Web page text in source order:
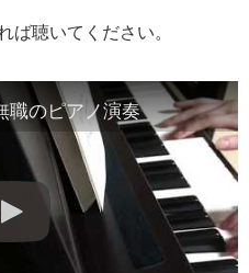
ば聴いてください。
職のピアノ演奏